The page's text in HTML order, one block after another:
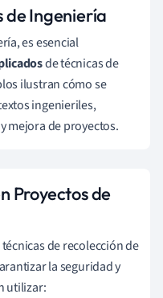
de Ingeniería
es esencial
de técnicas de
ilustran cómo se
ingenieriles,
mejora de proyectos.
Proyectos de
de recolección de
la seguridad y
utilizar: